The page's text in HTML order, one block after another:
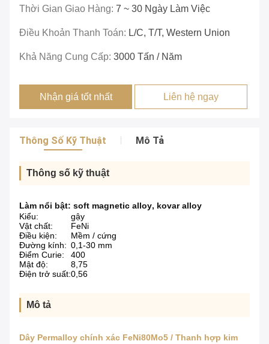
Thời Gian Giao Hàng: 7 ~ 30 Ngày Làm Việc
Điều Khoản Thanh Toán: L/c, T/T, Western Union
Khả Năng Cung Cấp: 3000 Tấn / Năm
Nhận giá tốt nhất Liên hệ ngay
Thông Số Kỹ Thuật Mô Tả
Thông số kỹ thuật
Làm nổi bật: soft magnetic alloy, kovar alloy
Kiểu:
gậy
Vật chất:
FeNi
Điều kiện:
Mềm / cứng
Đường kính: 0,1-30 mm
Điểm Curie:
400
Mật độ:
8,75
Điện trở suất:0,56
Mô tả
Dây Permalloy chính xác FeNi80Mo5 / Thanh hợp kim